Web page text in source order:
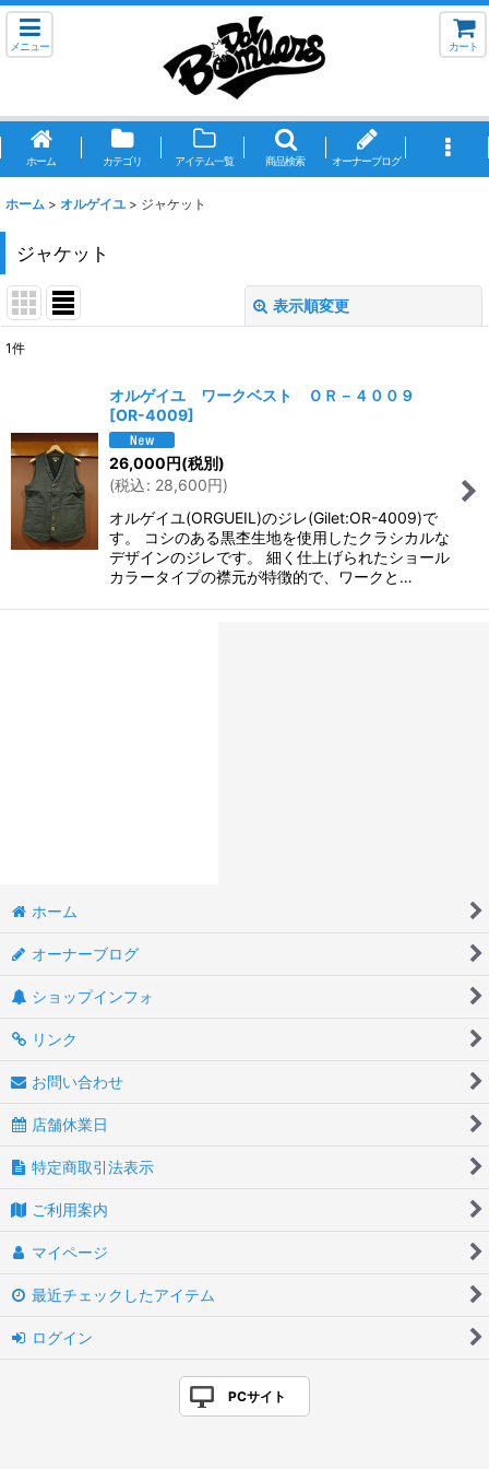
メニュー カート
ホーム カテゴリ アイテム一覧 商品検索 オーナーブログ
ホーム > オルゲイユ > ジャケット
ジャケット
表示順変更
並び順:
絞り込む
1件
オルゲイユ ワークベスト ＯＲ－４００９
[OR-4009]
26,000円(税別)
(税込: 28,600円)
オルゲイユ(ORGUEIL)のジレ(Gilet:OR-4009)で
す。 コシのある黒杢生地を使用したクラシカルな
デザインのジレです。 細く仕上げられたショール
カラータイプの襟元が特徴的で、ワークと…
ホーム
オーナーブログ
ショップインフォ
リンク
お問い合わせ
店舗休業日
特定商取引法表示
ご利用案内
マイページ
最近チェックしたアイテム
ログイン
PCサイト